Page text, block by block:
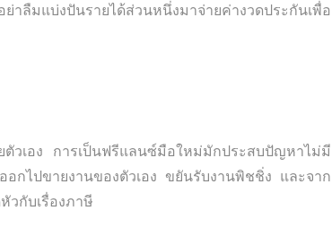
ลืมแบ่งปันรายได้ส่วนหนึ่งมาจ่ายค่างวดประกันเพื่อ
วเอง การเป็นฟรีแลนซ์มือใหม่มักประสบปัญหาไม่มี
กไปขายงานของตัวเอง ขยันรับงานพิชชิ่ง และจาก
วกับเรื่องภาษี